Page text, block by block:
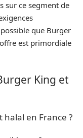
sur ce segment de
que Burger
est primordiale
King et
en France ?